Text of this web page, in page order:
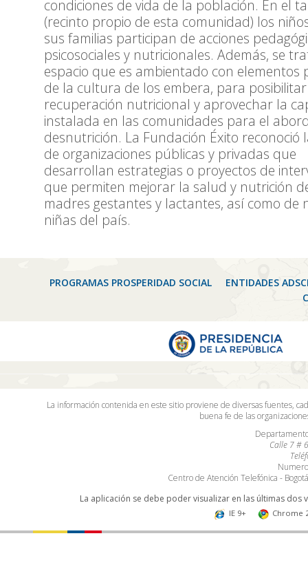
condiciones de vida de la población. En el
(recinto propio de esta comunidad) los
sus familias participan de acciones
psicosociales y nutricionales. Además, se
espacio que es ambientado con elementos
de la cultura de los embera, para
recuperación nutricional y aprovechar la
instalada en las comunidades para el
desnutrición. La Fundación Éxito reconoció
de organizaciones públicas y privadas que
desarrollan estrategias o proyectos de
que permiten mejorar la salud y nutrición
madres gestantes y lactantes, así como de
niñas del país.
PROGRAMAS PROSPERIDAD SOCIAL
ENTIDADES
La información contenida en este sitio proviene de diversas fuentes,
buena fe de las
Calle 7 #
Centro de Atención Telefónica -
La aplicación se debe poder visualizar en las últimas
IE 9+ Chrome